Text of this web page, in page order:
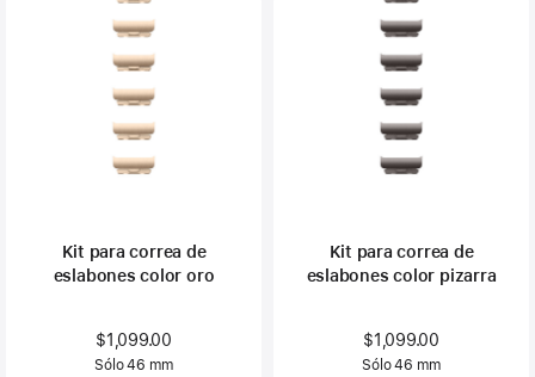
Kit para correa de
eslabones color oro
$1,099.00
Sólo 46 mm
Kit para correa de
eslabones color pizarra
$1,099.00
Sólo 46 mm